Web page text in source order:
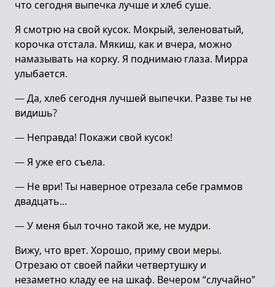
что сегодня выпечка лучше и хлеб суше.
Я смотрю на свой кусок. Мокрый, зеленоватый,
корочка отстала. Мякиш, как и вчера, можно
намазывать на корку. Я поднимаю глаза. Мирра
улыбается.
— Да, хлеб сегодня лучшей выпечки. Разве ты не
видишь?
— Неправда! Покажи свой кусок!
— Я уже его съела.
— Не ври! Ты наверное отрезала себе граммов
двадцать…
— У меня был точно такой же, не мудри.
Вижу, что врет. Хорошо, приму свои меры.
Отрезаю от своей пайки четвертушку и
незаметно кладу ее на шкаф. Вечером “случайно”